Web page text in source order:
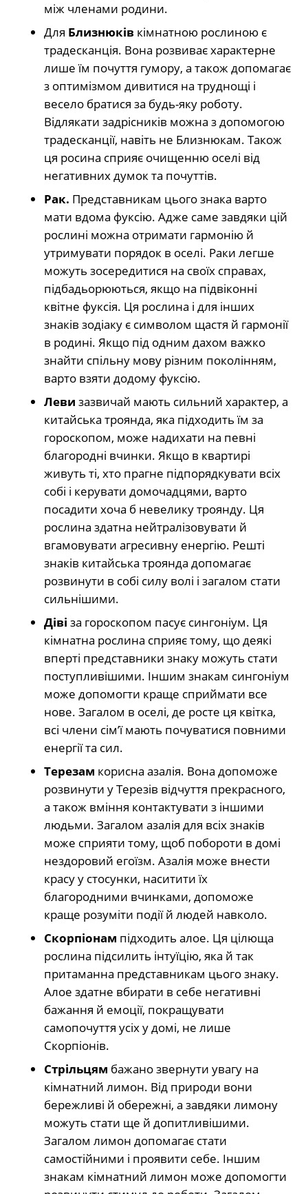
між членами родини.
Для Близнюків кімнатною рослиною є
традесканція. Вона розвиває характерне
лише їм почуття гумору, а також допомагає
з оптимізмом дивитися на труднощі і
весело братися за будь-яку роботу.
Відлякати задрісників можна з допомогою
традесканції, навіть не Близнюкам. Також
ця росина сприяє очищенню оселі від
негативних думок та почуттів.
Рак. Представникам цього знака варто
мати вдома фуксію. Адже саме завдяки цій
рослині можна отримати гармонію й
утримувати порядок в оселі. Раки легше
можуть зосередитися на своїх справах,
підбадьорюються, якщо на підвіконні
квітне фуксія. Ця рослина і для інших
знаків зодіаку є символом щастя й гармонії
в родині. Якщо під одним дахом важко
знайти спільну мову різним поколінням,
варто взяти додому фуксію.
Леви зазвичай мають сильний характер, а
китайська троянда, яка підходить їм за
гороскопом, може надихати на певні
благородні вчинки. Якщо в квартирі
живуть ті, хто прагне підпорядкувати всіх
собі і керувати домочадцями, варто
посадити хоча б невелику троянду. Ця
рослина здатна нейтралізовувати й
вгамовувати агресивну енергію. Решті
знаків китайська троянда допомагає
розвинути в собі силу волі і загалом стати
сильнішими.
Діві за гороскопом пасує сингоніум. Ця
кімнатна рослина сприяє тому, що деякі
вперті представники знаку можуть стати
поступливішими. Іншим знакам сингоніум
може допомогти краще сприймати все
нове. Загалом в оселі, де росте ця квітка,
всі члени сім’ї мають почуватися повними
енергії та сил.
Терезам корисна азалія. Вона допоможе
розвинути у Терезів відчуття прекрасного,
а також вміння контактувати з іншими
людьми. Загалом азалія для всіх знаків
може сприяти тому, щоб побороти в домі
нездоровий егоїзм. Азалія може внести
красу у стосунки, наситити їх
благородними вчинками, допоможе
краще розуміти події й людей навколо.
Скорпіонам підходить алое. Ця цілюща
рослина підсилить інтуїцію, яка й так
притаманна представникам цього знаку.
Алое здатне вбирати в себе негативні
бажання й емоції, покращувати
самопочуття усіх у домі, не лише
Скорпіонів.
Стрільцям бажано звернути увагу на
кімнатний лимон. Від природи вони
бережливі й обережні, а завдяки лимону
можуть стати ще й допитливішими.
Загалом лимон допомагає стати
самостійними і проявити себе. Іншим
знакам кімнатний лимон може допомогти